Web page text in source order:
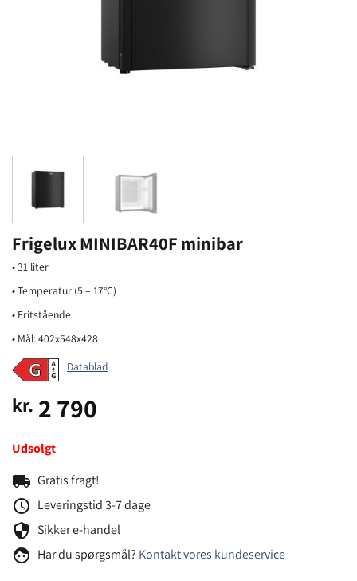
Frigelux MINIBAR40F minibar
• 31 liter
• Temperatur (5 – 17°C)
• Fritstående
• Mål: 402x548x428
Datablad
kr. 2 790
Udsolgt
local_shipping Gratis fragt!
schedule Leveringstid 3-7 dage
security Sikker e-handel
face Har du spørgsmål? Kontakt vores kundeservice